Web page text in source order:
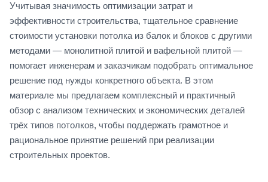
Учитывая значимость оптимизации затрат и
эффективности строительства, тщательное сравнение
стоимости установки потолка из балок и блоков с другими
методами — монолитной плитой и вафельной плитой —
помогает инженерам и заказчикам подобрать оптимальное
решение под нужды конкретного объекта. В этом
материале мы предлагаем комплексный и практичный
обзор с анализом технических и экономических деталей
трёх типов потолков, чтобы поддержать грамотное и
рациональное принятие решений при реализации
строительных проектов.